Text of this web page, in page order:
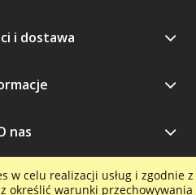
w celu realizacji usług i zgodnie z
określić warunki przechowywania
i dostawa
nas